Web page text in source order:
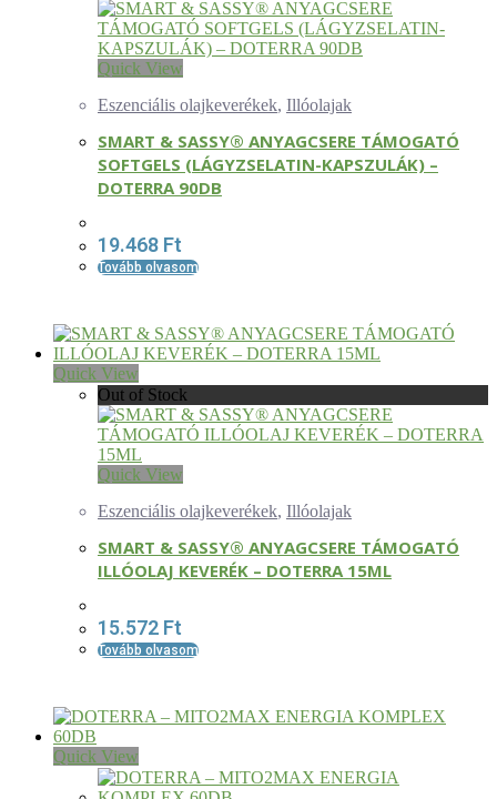
Quick View
Eszenciális olajkeverékek, Illóolajak
SMART & SASSY® ANYAGCSERE TÁMOGATÓ
SOFTGELS (LÁGYZSELATIN-KAPSZULÁK) –
DOTERRA 90DB
19.468 Ft
Tovább olvasom
Quick View
Out of Stock
Quick View
Eszenciális olajkeverékek, Illóolajak
SMART & SASSY® ANYAGCSERE TÁMOGATÓ
ILLÓOLAJ KEVERÉK – DOTERRA 15ML
15.572 Ft
Tovább olvasom
Quick View